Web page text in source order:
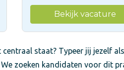
Bekijk vacature
staat? Typeer jij jezelf
zoeken kandidaten voor dit